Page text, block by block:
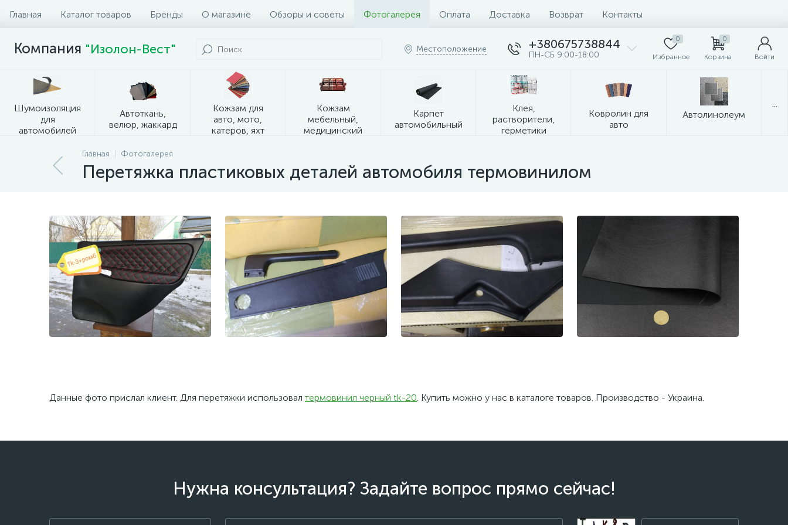
Главная Каталог товаров Бренды О магазине Обзоры и советы Фотогалерея Оплата Доставка Возврат Контакты
Компания "Изолон-Вест" Местоположение +380675738844
ПН-СБ 9:00-18:00
0
Избранное
0
Корзина Войти
Шумоизоляция
для
автомобилей
Автоткань,
велюр, жаккард
Кожзам для
авто, мото,
катеров, яхт
Кожзам
мебельный,
медицинский
Карпет
автомобильный
Клея,
растворители,
герметики
Ковролин для
авто
Автолинолеум
Главная Фотогалерея
Перетяжка пластиковых деталей автомобиля термовинилом
Каучуковый термовинил + кожзам
ромб
пластиковых деталей автомобиля
Перетяжка пластиковых деталей
авто. Материал - термовинил
Термовинил черный для пластика
авто
Данные фото прислал клиент. Для перетяжки использовал термовинил черный tk-20. Купить можно у нас в каталоге товаров. Производство - Украина.
Нужна консультация? Задайте вопрос прямо сейчас!